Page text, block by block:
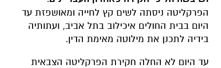
הפרקליטה ניסתה לשים קץ לחייה ומאושפזת עד
היום בבית החולים איכילוב בתל אביב, ועתותיה
בידיה לתכנן את מילוטה מאימת הדין.
עד היום לא החלה חקירת הפרקליטה הצבאית